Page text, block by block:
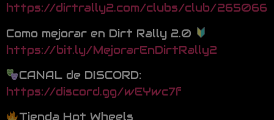
https://dirtrally2.com/clubs/club/265066
Como mejorar en Dirt Rally 2.0
https://bit.ly/MejorarEnDirtRally2
CANAL de DISCORD:
https://discord.gg/wEYwc7f
Tienda Hot Wheels